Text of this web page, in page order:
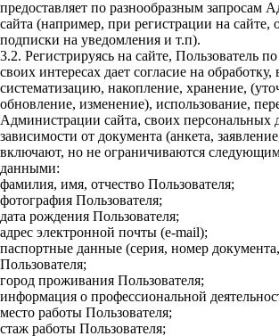
предоставляет по разнообразным запросам
сайта (например, при регистрации на сайте,
подписки на уведомления и т.п).
3.2. Регистрируясь на сайте, Пользователь
своих интересах дает согласие на
систематизацию, накопление, хранение,
обновление, изменение), использование,
Администрации сайта, своих персональных
зависимости от документа (анкета,
включают, но не ограничиваются
данными:
фамилия, имя, отчество Пользователя;
фотография Пользователя;
дата рождения Пользователя;
адрес электронной почты (e-mail);
паспортные данные (серия, номер
Пользователя;
город проживания Пользователя;
информация о профессиональной
место работы Пользователя;
стаж работы Пользователя;